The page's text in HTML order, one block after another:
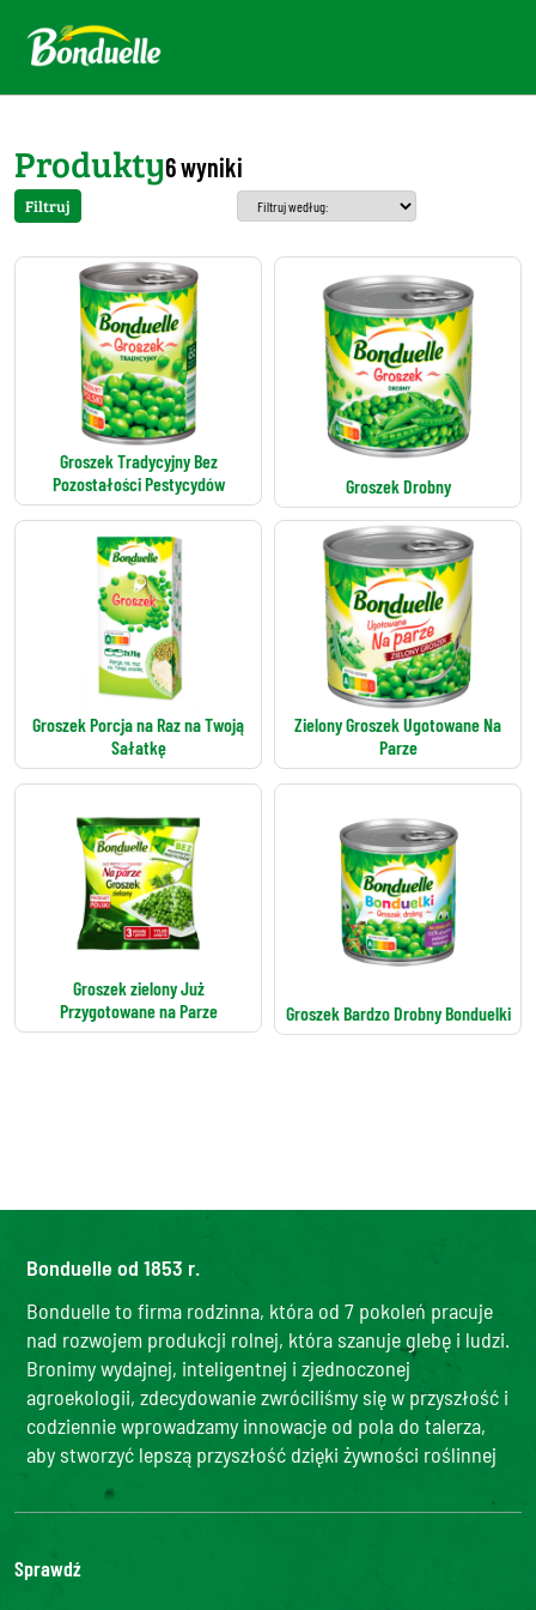
Produkty6 wyniki
Filtruj
Groszek Tradycyjny Bez
Pozostałości Pestycydów
Groszek Drobny
Groszek Porcja na Raz na Twoją
Sałatkę
Zielony Groszek Ugotowane Na
Parze
Groszek zielony Już
Przygotowane na Parze
Groszek Bardzo Drobny Bonduelki
Bonduelle od 1853 r.
Bonduelle to firma rodzinna, która od 7 pokoleń pracuje
nad rozwojem produkcji rolnej, która szanuje glebę i ludzi.
Bronimy wydajnej, inteligentnej i zjednoczonej
agroekologii, zdecydowanie zwróciliśmy się w przyszłość i
codziennie wprowadzamy innowacje od pola do talerza,
aby stworzyć lepszą przyszłość dzięki żywności roślinnej
Sprawdź